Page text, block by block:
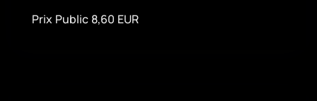
Prix Public 8,60 EUR